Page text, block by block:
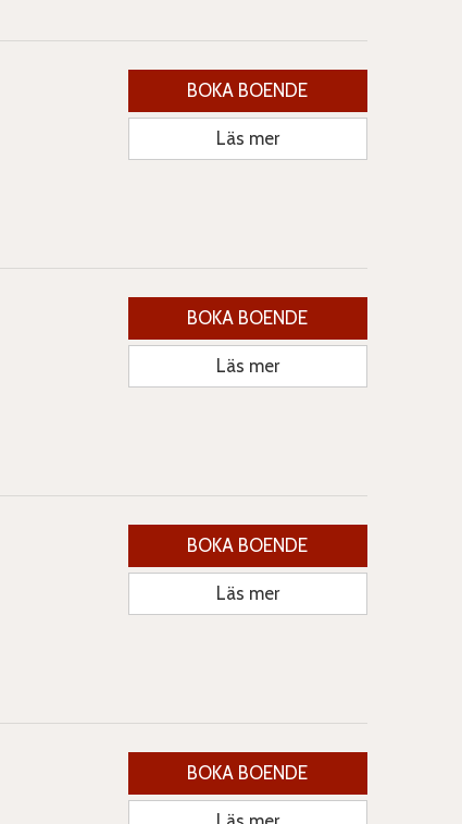
BOKA BOENDE
Läs mer
BOKA BOENDE
Läs mer
BOKA BOENDE
Läs mer
BOKA BOENDE